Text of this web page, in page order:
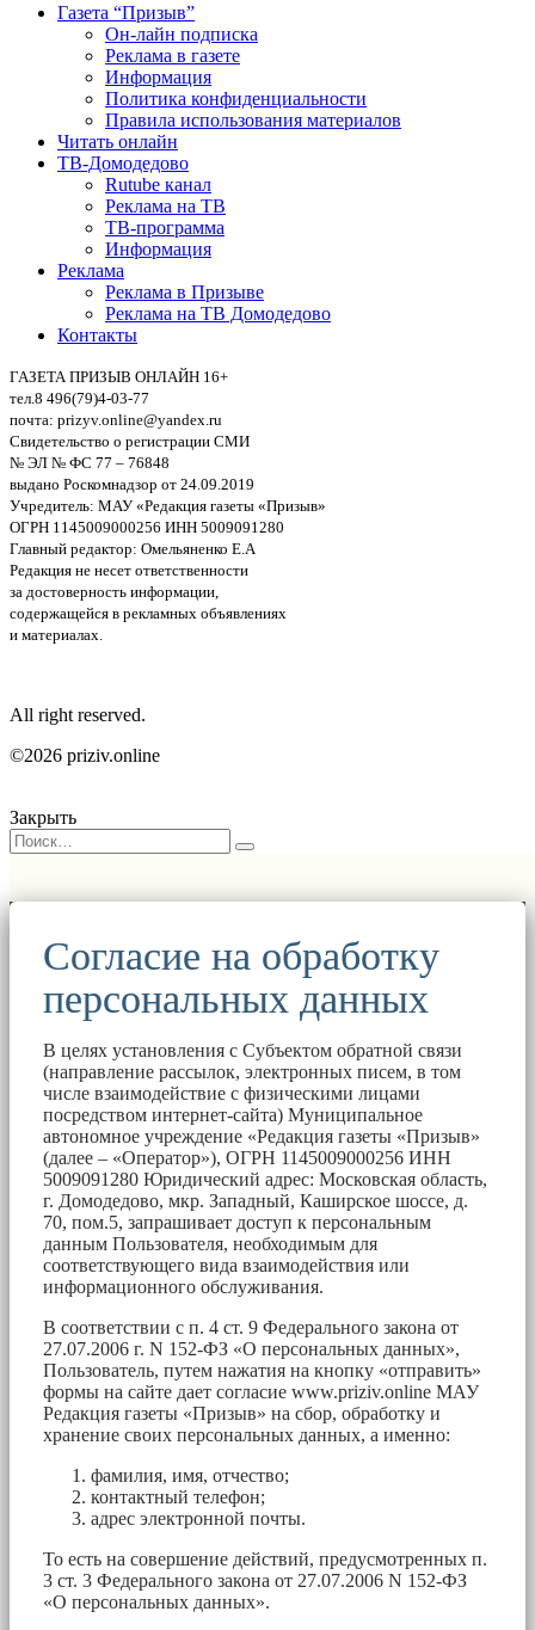
Газета “Призыв”
Он-лайн подписка
Реклама в газете
Информация
Политика конфиденциальности
Правила использования материалов
Читать онлайн
ТВ-Домодедово
Rutube канал
Реклама на ТВ
ТВ-программа
Информация
Реклама
Реклама в Призыве
Реклама на ТВ Домодедово
Контакты
ГАЗЕТА ПРИЗЫВ ОНЛАЙН 16+
тел.8 496(79)4-03-77
почта: prizyv.online@yandex.ru
Свидетельство о регистрации СМИ
№ ЭЛ № ФС 77 – 76848
выдано Роскомнадзор от 24.09.2019
Учредитель: МАУ «Редакция газеты «Призыв»
ОГРН 1145009000256 ИНН 5009091280
Главный редактор: Омельяненко Е.А
Редакция не несет ответственности
за достоверность информации,
содержащейся в рекламных объявлениях
и материалах.
All right reserved.
©2026 priziv.online
Закрыть
Согласие на обработку
персональных данных
В целях установления с Субъектом обратной связи
(направление рассылок, электронных писем, в том
числе взаимодействие с физическими лицами
посредством интернет-сайта) Муниципальное
автономное учреждение «Редакция газеты «Призыв»
(далее – «Оператор»), ОГРН 1145009000256 ИНН
5009091280 Юридический адрес: Московская область,
г. Домодедово, мкр. Западный, Каширское шоссе, д.
70, пом.5, запрашивает доступ к персональным
данным Пользователя, необходимым для
соответствующего вида взаимодействия или
информационного обслуживания.
В соответствии с п. 4 ст. 9 Федерального закона от
27.07.2006 г. N 152-ФЗ «О персональных данных»,
Пользователь, путем нажатия на кнопку «отправить»
формы на сайте дает согласие www.priziv.online МАУ
Редакция газеты «Призыв» на сбор, обработку и
хранение своих персональных данных, а именно:
фамилия, имя, отчество;
контактный телефон;
адрес электронной почты.
То есть на совершение действий, предусмотренных п.
3 ст. 3 Федерального закона от 27.07.2006 N 152-ФЗ
«О персональных данных».